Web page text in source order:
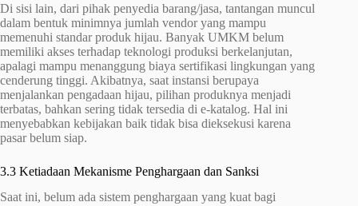
Di sisi lain, dari pihak penyedia barang/jasa, tantangan muncul
dalam bentuk minimnya jumlah vendor yang mampu
memenuhi standar produk hijau. Banyak UMKM belum
memiliki akses terhadap teknologi produksi berkelanjutan,
apalagi mampu menanggung biaya sertifikasi lingkungan yang
cenderung tinggi. Akibatnya, saat instansi berupaya
menjalankan pengadaan hijau, pilihan produknya menjadi
terbatas, bahkan sering tidak tersedia di e-katalog. Hal ini
menyebabkan kebijakan baik tidak bisa dieksekusi karena
pasar belum siap.
3.3 Ketiadaan Mekanisme Penghargaan dan Sanksi
Saat ini, belum ada sistem penghargaan yang kuat bagi